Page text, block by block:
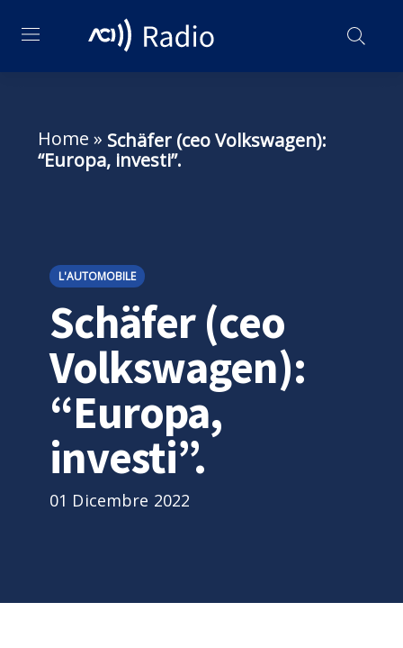
Home » Schäfer (ceo Volkswagen):
“Europa, investi”.
L'AUTOMOBILE
Schäfer (ceo
Volkswagen):
“Europa,
investi”.
01 Dicembre 2022